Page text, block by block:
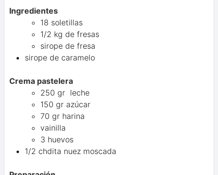
Ingredientes
18 soletillas
1/2 kg de fresas
sirope de fresa
sirope de caramelo
Crema pastelera
250 gr leche
150 gr azúcar
70 gr harina
vainilla
3 huevos
1/2 chdita nuez moscada